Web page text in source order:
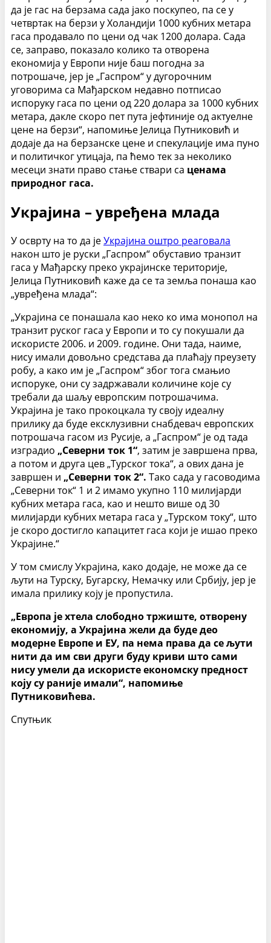
да је гас на берзама сада јако поскупео, па се у
четвртак на берзи у Холандији 1000 кубних метара
гаса продавало по цени од чак 1200 долара. Сада
се, заправо, показало колико та отворена
економија у Европи није баш погодна за
потрошаче, јер је „Гаспром“ у дугорочним
уговорима са Мађарском недавно потписао
испоруку гаса по цени од 220 долара за 1000 кубних
метара, дакле скоро пет пута јефтиније од актуелне
цене на берзи“, напомиње Јелица Путниковић и
додаје да на берзанске цене и спекулације има пуно
и политичког утицаја, па ћемо тек за неколико
месеци знати право стање ствари са ценама
природног гаса.
Украјина – увређена млада
У осврту на то да јеУкрајина оштро реаговала
након што је руски „Гаспром“ обуставио транзит
гаса у Мађарску преко украјинске територије,
Јелица Путниковић каже да се та земља понаша као
„увређена млада“:
„Украјина се понашала као неко ко има монопол на
транзит руског гаса у Европи и то су покушали да
искористе 2006. и 2009. године. Они тада, наиме,
нису имали довољно средстава да плаћају преузету
робу, а како им је „Гаспром“ због тога смањио
испоруке, они су задржавали количине које су
требали да шаљу европским потрошачима.
Украјина је тако прокоцкала ту своју идеалну
прилику да буде ексклузивни снабдевач европских
потрошача гасом из Русије, а „Гаспром“ је од тада
изградио „Северни ток 1“, затим је завршена прва,
а потом и друга цев „Турског тока“, а ових дана је
завршен и „Северни ток 2“. Тако сада у гасоводима
„Северни ток“ 1 и 2 имамо укупно 110 милијарди
кубних метара гаса, као и нешто више од 30
милијарди кубних метара гаса у „Турском току“, што
је скоро достигло капацитет гаса који је ишао преко
Украјине.“
У том смислу Украјина, како додаје, не може да се
љути на Турску, Бугарску, Немачку или Србију, јер је
имала прилику коју је пропустила.
„Европа је хтела слободно тржиште, отворену
економију, а Украјина жели да буде део
модерне Европе и ЕУ, па нема права да се љути
нити да им сви други буду криви што сами
нису умели да искористе економску предност
коју су раније имали“, напомиње
Путниковићева.
Спутњик